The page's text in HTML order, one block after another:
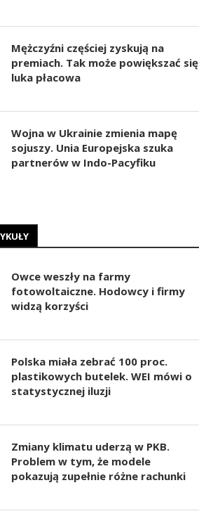
Mężczyźni częściej zyskują na
premiach. Tak może powiększać się
luka płacowa
Wojna w Ukrainie zmienia mapę
sojuszy. Unia Europejska szuka
partnerów w Indo-Pacyfiku
Owce weszły na farmy
fotowoltaiczne. Hodowcy i firmy
widzą korzyści
Polska miała zebrać 100 proc.
plastikowych butelek. WEI mówi o
statystycznej iluzji
Zmiany klimatu uderzą w PKB.
Problem w tym, że modele
pokazują zupełnie różne rachunki